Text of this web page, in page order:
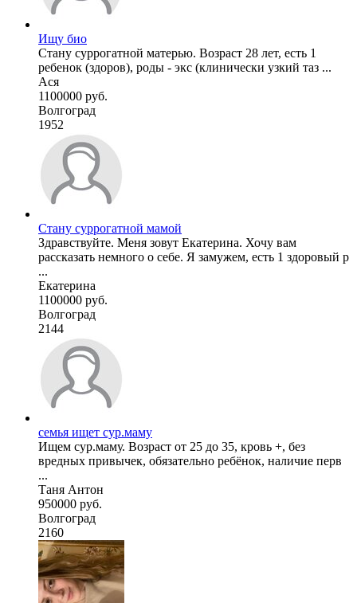
Ищу био
Стану суррогатной матерью. Возраст 28 лет, есть 1
ребенок (здоров), роды - экс (клинически узкий таз ...
Ася
1100000 руб.
Волгоград
1952
Стану суррогатной мамой
Здравствуйте. Меня зовут Екатерина. Хочу вам
рассказать немного о себе. Я замужем, есть 1 здоровый р
...
Екатерина
1100000 руб.
Волгоград
2144
семья ищет сур.маму
Ищем сур.маму. Возраст от 25 до 35, кровь +, без
вредных привычек, обязательно ребёнок, наличие перв
...
Таня Антон
950000 руб.
Волгоград
2160